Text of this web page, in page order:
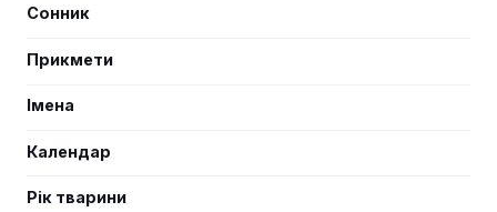
Сонник
Прикмети
Імена
Календар
Рік тварини